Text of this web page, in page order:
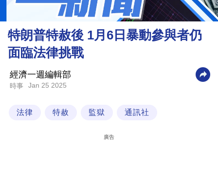
市
財
商
業
科
特朗普特赦後 1月6日暴動參與者仍
面臨法律挑戰
經濟一週編輯部
時事 Jan 25 2025
法律 特赦 監獄 通訊社
廣告